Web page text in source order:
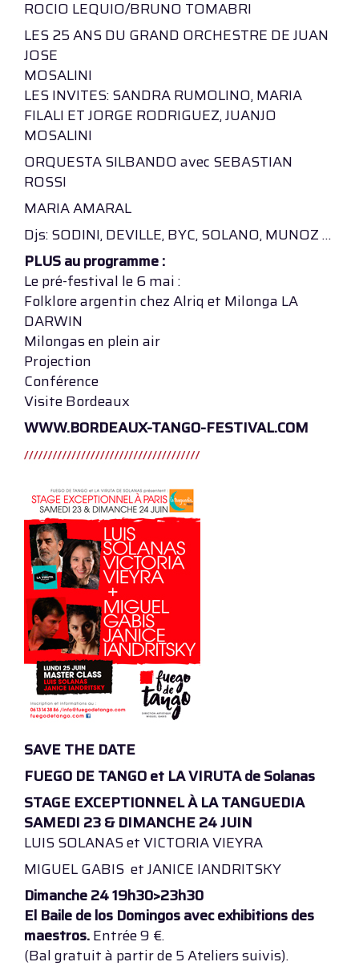
ROCIO LEQUIO/BRUNO TOMABRI
LES 25 ANS DU GRAND ORCHESTRE DE JUAN
JOSE
MOSALINI
LES INVITES: SANDRA RUMOLINO, MARIA
FILALI ET JORGE RODRIGUEZ, JUANJO
MOSALINI
ORQUESTA SILBANDO avec SEBASTIAN
ROSSI
MARIA AMARAL
Djs: SODINI, DEVILLE, BYC, SOLANO, MUNOZ …
PLUS au programme :
Le pré-festival le 6 mai :
Folklore argentin chez Alriq et Milonga LA
DARWIN
Milongas en plein air
Projection
Conférence
Visite Bordeaux
WWW.BORDEAUX-TANGO-FESTIVAL.COM
SAVE THE DATE
FUEGO DE TANGO et LA VIRUTA de Solanas
STAGE EXCEPTIONNEL À LA TANGUEDIA
SAMEDI 23 & DIMANCHE 24 JUIN
LUIS SOLANAS et VICTORIA VIEYRA
MIGUEL GABIS et JANICE IANDRITSKY
Dimanche 24 19h30>23h30
El Baile de los Domingos avec exhibitions des
maestros.Entrée 9 €.
(Bal gratuit à partir de 5 Ateliers suivis).